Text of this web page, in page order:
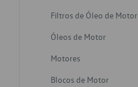
Filtros de Óleo de Motor
Óleos de Motor
Motores
Blocos de Motor